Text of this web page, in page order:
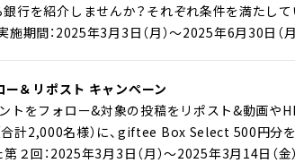
行を紹介しませんか？それぞれ条件を満たし
期間：2025年3月3日（月）～2025年6月30日（月
＆リポスト キャンペーン
トをフォロー&対象の投稿をリポスト&動画や
合計2,000名様）に、giftee Box Select 500円分
２回：2025年3月3日（月）～2025年3月14日